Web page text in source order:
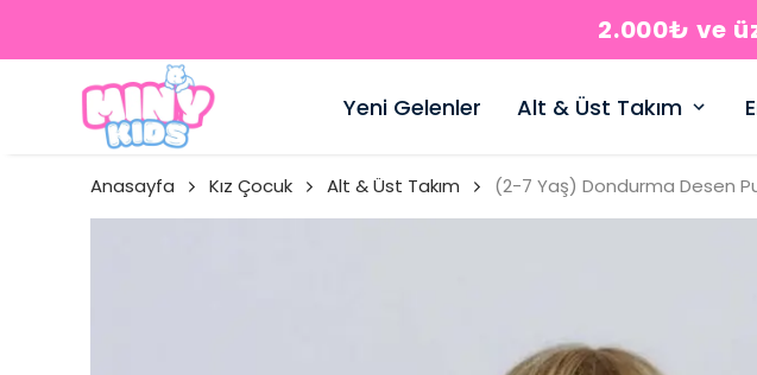
2.000₺ ve
Yeni Gelenler Alt & Üst Takım
Anasayfa Kız Çocuk Alt & Üst Takım (2-7 Yaş) Dondurma Desen